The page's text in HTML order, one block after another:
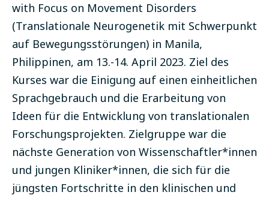
with Focus on Movement Disorders
(Translationale Neurogenetik mit Schwerpunkt
auf Bewegungsstörungen) in Manila,
Philippinen, am 13.-14. April 2023. Ziel des
Kurses war die Einigung auf einen einheitlichen
Sprachgebrauch und die Erarbeitung von
Ideen für die Entwicklung von translationalen
Forschungsprojekten. Zielgruppe war die
nächste Generation von Wissenschaftler*innen
und jungen Kliniker*innen, die sich für die
jüngsten Fortschritte in den klinischen und